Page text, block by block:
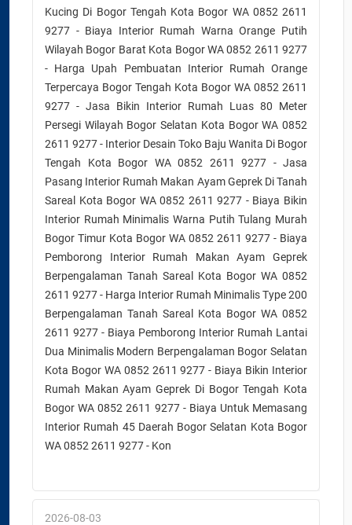
Kucing Di Bogor Tengah Kota Bogor WA 0852 2611
9277 - Biaya Interior Rumah Warna Orange Putih
Wilayah Bogor Barat Kota Bogor WA 0852 2611 9277
- Harga Upah Pembuatan Interior Rumah Orange
Terpercaya Bogor Tengah Kota Bogor WA 0852 2611
9277 - Jasa Bikin Interior Rumah Luas 80 Meter
Persegi Wilayah Bogor Selatan Kota Bogor WA 0852
2611 9277 - Interior Desain Toko Baju Wanita Di Bogor
Tengah Kota Bogor WA 0852 2611 9277 - Jasa
Pasang Interior Rumah Makan Ayam Geprek Di Tanah
Sareal Kota Bogor WA 0852 2611 9277 - Biaya Bikin
Interior Rumah Minimalis Warna Putih Tulang Murah
Bogor Timur Kota Bogor WA 0852 2611 9277 - Biaya
Pemborong Interior Rumah Makan Ayam Geprek
Berpengalaman Tanah Sareal Kota Bogor WA 0852
2611 9277 - Harga Interior Rumah Minimalis Type 200
Berpengalaman Tanah Sareal Kota Bogor WA 0852
2611 9277 - Biaya Pemborong Interior Rumah Lantai
Dua Minimalis Modern Berpengalaman Bogor Selatan
Kota Bogor WA 0852 2611 9277 - Biaya Bikin Interior
Rumah Makan Ayam Geprek Di Bogor Tengah Kota
Bogor WA 0852 2611 9277 - Biaya Untuk Memasang
Interior Rumah 45 Daerah Bogor Selatan Kota Bogor
WA 0852 2611 9277 - Kon
2026-08-03